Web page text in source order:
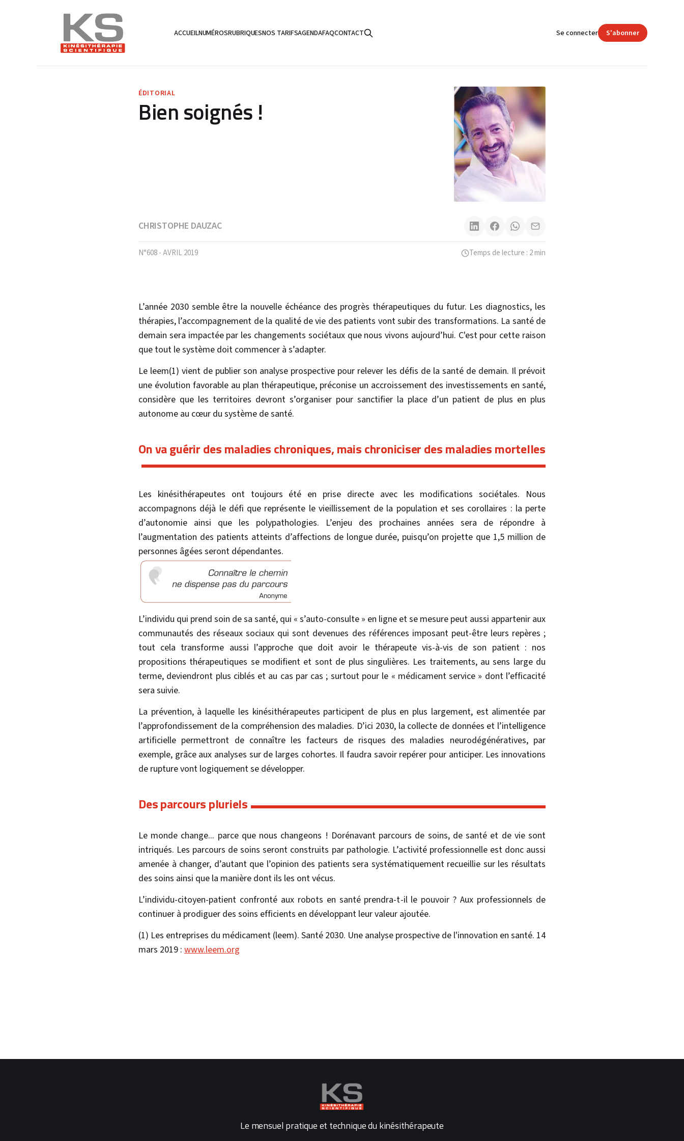
ACCUEILNUMÉROSRUBRIQUESNOS TARIFSAGENDAFAQCONTACT Se connecter S'abonner
ÉDITORIAL
Bien soignés !
CHRISTOPHE DAUZAC
N°608 - AVRIL 2019 Temps de lecture : 2 min
L’année 2030 semble être la nouvelle échéance des progrès thérapeutiques du futur. Les diagnostics, les
thérapies, l’accompagnement de la qualité de vie des patients vont subir des transformations. La santé de
demain sera impactée par les changements sociétaux que nous vivons aujourd’hui. C'est pour cette raison
que tout le système doit commencer à s’adapter.
Le leem(1) vient de publier son analyse prospective pour relever les défis de la santé de demain. Il prévoit
une évolution favorable au plan thérapeutique, préconise un accroissement des investissements en santé,
considère que les territoires devront s’organiser pour sanctifier la place d’un patient de plus en plus
autonome au cœur du système de santé.
On va guérir des maladies chroniques, mais chroniciser des maladies mortelles
Les kinésithérapeutes ont toujours été en prise directe avec les modifications sociétales. Nous
accompagnons déjà le défi que représente le vieillissement de la population et ses corollaires : la perte
d’autonomie ainsi que les polypathologies. L’enjeu des prochaines années sera de répondre à
l’augmentation des patients atteints d’affections de longue durée, puisqu’on projette que 1,5 million de
personnes âgées seront dépendantes.
L’individu qui prend soin de sa santé, qui « s’auto-consulte » en ligne et se mesure peut aussi appartenir aux
communautés des réseaux sociaux qui sont devenues des références imposant peut-être leurs repères ;
tout cela transforme aussi l’approche que doit avoir le thérapeute vis-à-vis de son patient : nos
propositions thérapeutiques se modifient et sont de plus singulières. Les traitements, au sens large du
terme, deviendront plus ciblés et au cas par cas ; surtout pour le « médicament service » dont l’efficacité
sera suivie.
La prévention, à laquelle les kinésithérapeutes participent de plus en plus largement, est alimentée par
l’approfondissement de la compréhension des maladies. D’ici 2030, la collecte de données et l’intelligence
artificielle permettront de connaître les facteurs de risques des maladies neurodégénératives, par
exemple, grâce aux analyses sur de larges cohortes. Il faudra savoir repérer pour anticiper. Les innovations
de rupture vont logiquement se développer.
Des parcours pluriels
Le monde change... parce que nous changeons ! Dorénavant parcours de soins, de santé et de vie sont
intriqués. Les parcours de soins seront construits par pathologie. L’activité professionnelle est donc aussi
amenée à changer, d’autant que l’opinion des patients sera systématiquement recueillie sur les résultats
des soins ainsi que la manière dont ils les ont vécus.
L’individu-citoyen-patient confronté aux robots en santé prendra-t-il le pouvoir ? Aux professionnels de
continuer à prodiguer des soins efficients en développant leur valeur ajoutée.
(1) Les entreprises du médicament (leem). Santé 2030. Une analyse prospective de l'innovation en santé. 14
mars 2019 : www.leem.org
Le mensuel pratique et technique du kinésithérapeute